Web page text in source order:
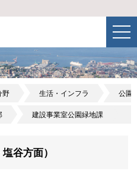
野 生活・インフラ 公園
建設事業室公園緑地課
谷方面）